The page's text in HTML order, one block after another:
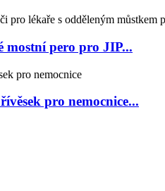
mostní pero pro JIP...
pro nemocnice...